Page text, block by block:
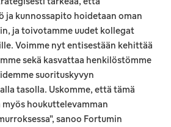
ja kunnossapito hoidetaan oman
ja toivotamme uudet kollegat
Voimme nyt entisestään kehittää
sekä kasvattaa henkilöstömme
suorituskyvyn
tasolla. Uskomme, että tämä
houkuttelevamman
sanoo Fortumin